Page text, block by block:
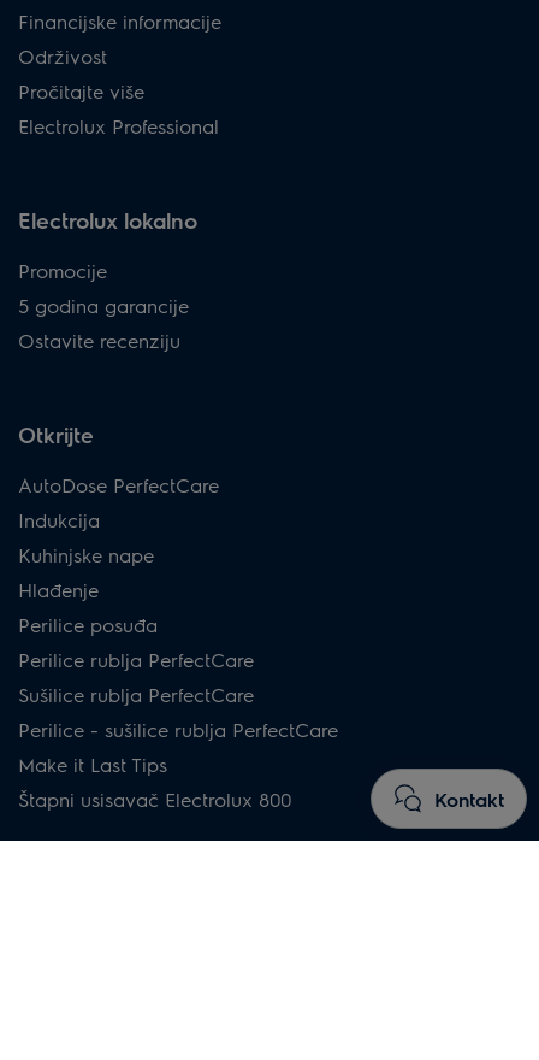
Kontakt
Financijske informacije
Održivost
Pročitajte više
Electrolux Professional
Electrolux lokalno
Promocije
5 godina garancije
Ostavite recenziju
Otkrijte
AutoDose PerfectCare
Indukcija
Kuhinjske nape
Hlađenje
Perilice posuđa
Perilice rublja PerfectCare
Sušilice rublja PerfectCare
Perilice - sušilice rublja PerfectCare
Make it Last Tips
Štapni usisavač Electrolux 800